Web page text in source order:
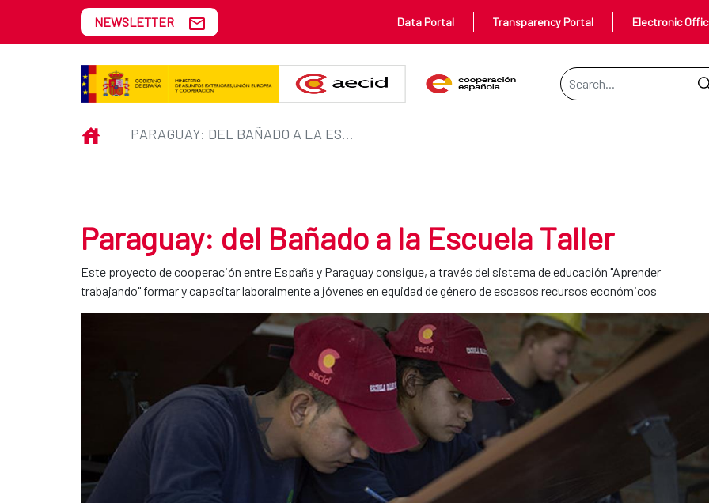
Skip to Main Content
Paraguay: del Bañado a la Escuela Taller
NEWSLETTER Data Portal Transparency Portal Electronic
Search Bar
INICIO PARAGUAY: DEL BAÑADO A LA ESCUELA TALLER
Paraguay: del Bañado a la Escuela Taller
Este proyecto de cooperación entre España y Paraguay consigue, a través del sistema de educación "Aprender
trabajando" formar y capacitar laboralmente a jóvenes en equidad de género de escasos recursos económicos